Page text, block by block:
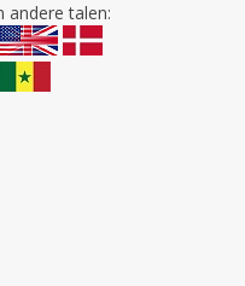
andere talen: